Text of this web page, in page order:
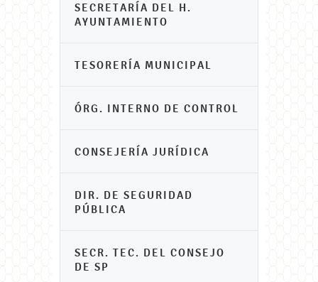
SECRETARÍA DEL H.
AYUNTAMIENTO
TESORERÍA MUNICIPAL
ÓRG. INTERNO DE CONTROL
CONSEJERÍA JURÍDICA
DIR. DE SEGURIDAD
PÚBLICA
SECR. TEC. DEL CONSEJO
DE SP